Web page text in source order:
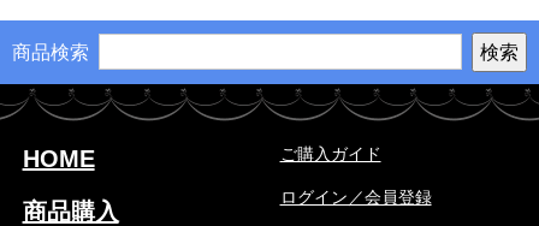
商品検索
HOME
商品購入
ご購入ガイド
ログイン／会員登録